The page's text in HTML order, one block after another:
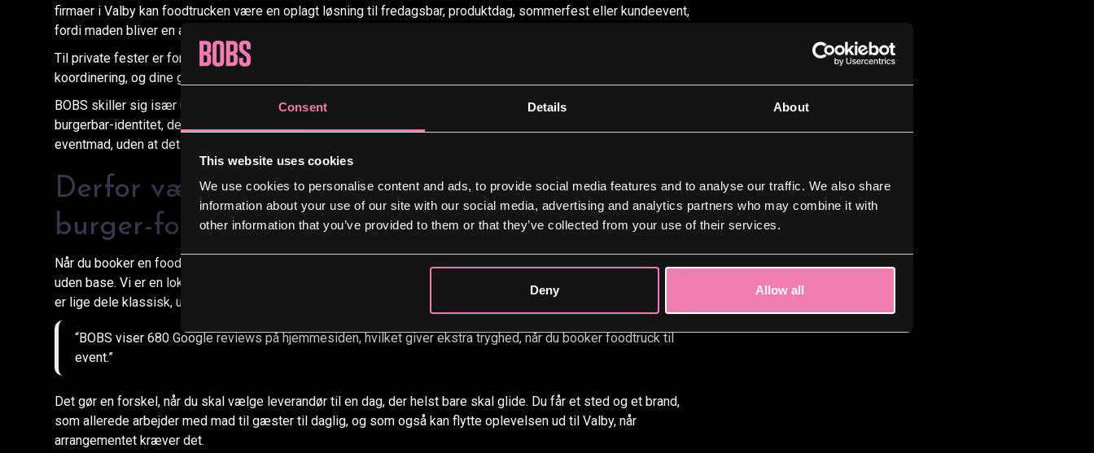
Consent Details About
This website uses cookies
We use cookies to personalise content and ads, to provide social media features and to analyse our traffic. We also share
information about your use of our site with our social media, advertising and analytics partners who may combine it with
other information that you’ve provided to them or that they’ve collected from your use of their services.
Deny Allow all
firmaer i Valby kan foodtrucken være en oplagt løsning til fredagsbar, produktdag, sommerfest eller kundeevent,
fordi maden bliver en aktiv del af arrangementet og ikke bare noget, der står i et hjørne.
Til private fester er fordelen ofte den samme. Du slipper for selv at stå med køkkenlogistik, opvask og
koordinering, og dine gæster får serveret mad direkte fra en truck med tydelig identitet og masser af stemning.
BOBS skiller sig især ud ved at kombinere no-frills kvalitet med en egenbygget vintage foodtruck og en
burgerbar-identitet, der allerede er kendt i København K. Det giver en mere personlig løsning end anonym
eventmad, uden at det bliver besværligt for dig.
Derfor vælger mange BOBS, når de vil leje
burger-foodtruck i København
Når du booker en foodtruck, vil du gerne vide, at der står en rigtig forretning bag. BOBS er ikke et løst eventnavn
uden base. Vi er en lokal burgerbar i København K med fokus på smørstegte burgere, gode råvarer og en stil, der
er lige dele klassisk, uprætentiøs og appetitlig.
“BOBS viser 680 Google reviews på hjemmesiden, hvilket giver ekstra tryghed, når du booker foodtruck til
event.”
Det gør en forskel, når du skal vælge leverandør til en dag, der helst bare skal glide. Du får et sted og et brand,
som allerede arbejder med mad til gæster til daglig, og som også kan flytte oplevelsen ud til Valby, når
arrangementet kræver det.